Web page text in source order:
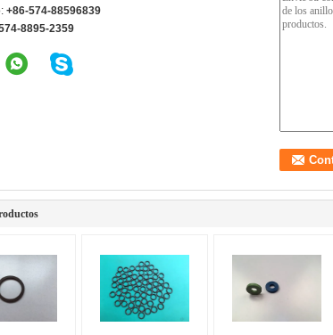
+86-574-88596839
8895-2359